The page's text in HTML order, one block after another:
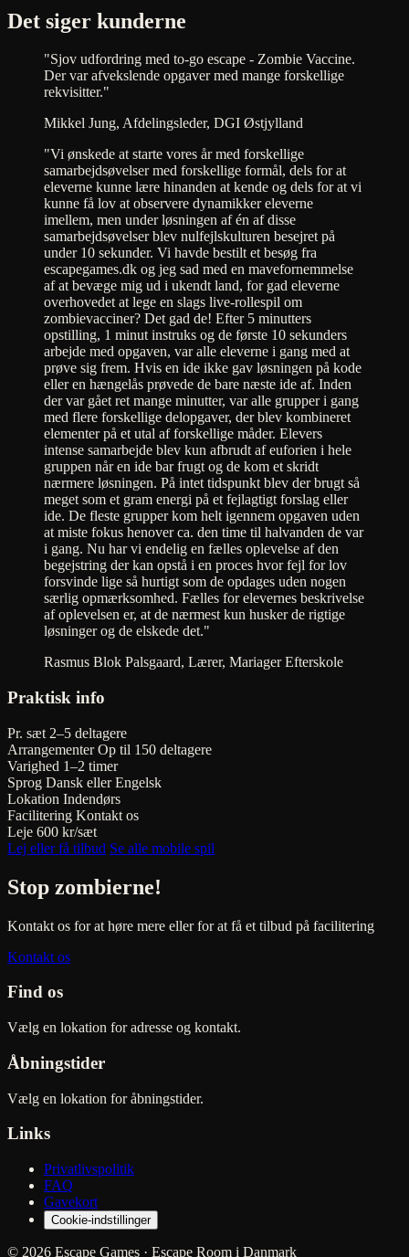
Det siger kunderne
"Sjov udfordring med to-go escape - Zombie Vaccine.
Der var afvekslende opgaver med mange forskellige
rekvisitter."
Mikkel Jung, Afdelingsleder, DGI Østjylland
"Vi ønskede at starte vores år med forskellige
samarbejdsøvelser med forskellige formål, dels for at
eleverne kunne lære hinanden at kende og dels for at vi
kunne få lov at observere dynamikker eleverne
imellem, men under løsningen af én af disse
samarbejdsøvelser blev nulfejlskulturen besejret på
under 10 sekunder. Vi havde bestilt et besøg fra
escapegames.dk og jeg sad med en mavefornemmelse
af at bevæge mig ud i ukendt land, for gad eleverne
overhovedet at lege en slags live-rollespil om
zombievacciner? Det gad de! Efter 5 minutters
opstilling, 1 minut instruks og de første 10 sekunders
arbejde med opgaven, var alle eleverne i gang med at
prøve sig frem. Hvis en ide ikke gav løsningen på kode
eller en hængelås prøvede de bare næste ide af. Inden
der var gået ret mange minutter, var alle grupper i gang
med flere forskellige delopgaver, der blev kombineret
elementer på et utal af forskellige måder. Elevers
intense samarbejde blev kun afbrudt af euforien i hele
gruppen når en ide bar frugt og de kom et skridt
nærmere løsningen. På intet tidspunkt blev der brugt så
meget som et gram energi på et fejlagtigt forslag eller
ide. De fleste grupper kom helt igennem opgaven uden
at miste fokus henover ca. den time til halvanden de var
i gang. Nu har vi endelig en fælles oplevelse af den
begejstring der kan opstå i en proces hvor fejl for lov
forsvinde lige så hurtigt som de opdages uden nogen
særlig opmærksomhed. Fælles for elevernes beskrivelse
af oplevelsen er, at de nærmest kun husker de rigtige
løsninger og de elskede det."
Rasmus Blok Palsgaard, Lærer, Mariager Efterskole
Praktisk info
Pr. sæt 2–5 deltagere
Arrangementer Op til 150 deltagere
Varighed 1–2 timer
Sprog Dansk eller Engelsk
Lokation Indendørs
Facilitering Kontakt os
Leje 600 kr/sæt
Lej eller få tilbud Se alle mobile spil
Stop zombierne!
Kontakt os for at høre mere eller for at få et tilbud på facilitering
Kontakt os
Find os
Vælg en lokation for adresse og kontakt.
Åbningstider
Vælg en lokation for åbningstider.
Links
Privatlivspolitik
FAQ
Gavekort
Cookie-indstillinger
© 2026 Escape Games · Escape Room i Danmark